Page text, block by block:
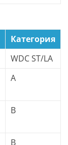
Категория
WDC ST/LA
A
B
B